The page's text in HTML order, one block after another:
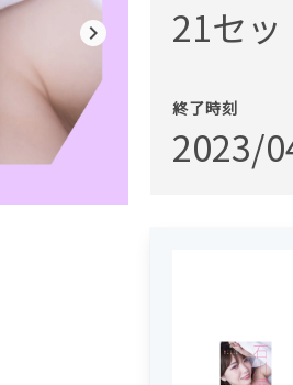
navigate_next 21セ
終了時刻
2023/